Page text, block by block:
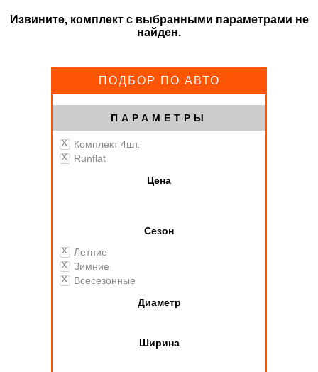
Извините, комплект с выбранными параметрами не
найден.
ПОДБОР ПО АВТО
ПАРАМЕТРЫ
Комплект 4шт.
Runflat
Цена
Сезон
Летние
Зимние
Всесезонные
Диаметр
Ширина